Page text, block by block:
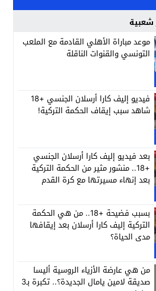
شعبية
موعد مباراة الأهلي القادمة مع الملعب
التونسي والقنوات الناقلة
فيديو إليف كارا أرسلان الجنسي +18
شاهد سبب إيقاف الحكمة التركية!
بعد فيديو إليف كارا أرسلان الجنسي
+18.. منشور مثير من الحكمة التركية
بعد إنهاء مسيرتها مع كرة القدم
بسبب فضيحة +18.. من هي الحكمة
التركية إليف كارا أرسلان بعد إيقافها
مدى الحياة؟
من هي عارضة الأزياء الروسية أليسا
صديقة لامين يامال الجديدة؟.. تكبرة بـ3